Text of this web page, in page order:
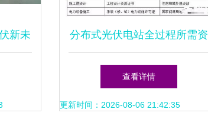
新未
大品
分布式光伏电站全过程所需资
质大汇总 设计篇
查看详情
更新时间：2026-08-06 21:42:35